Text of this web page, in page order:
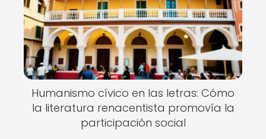
Humanismo cívico en las letras: Cómo
la literatura renacentista promovía la
participación social